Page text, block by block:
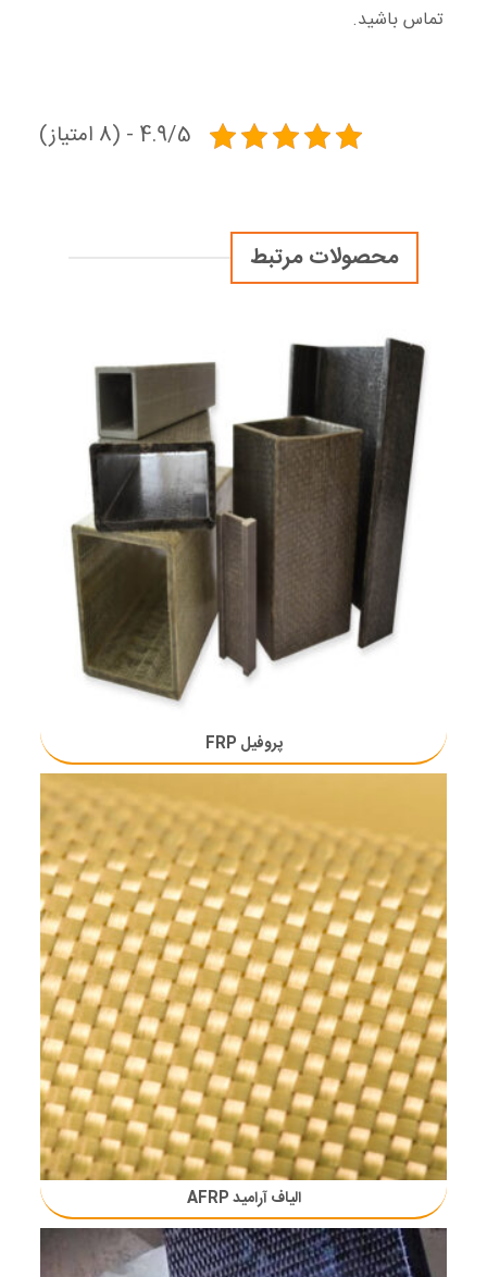
تماس باشید.
4.9/5 - (8 امتیاز)
محصولات مرتبط
پروفیل FRP
الیاف آرامید AFRP